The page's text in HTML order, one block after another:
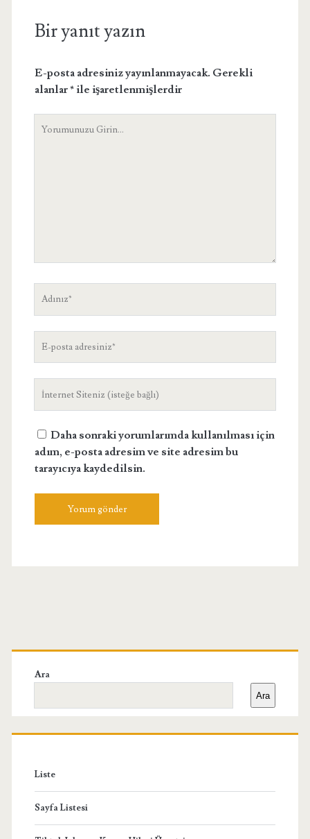
Bir yanıt yazın
E-posta adresiniz yayınlanmayacak. Gerekli
alanlar*ile işaretlenmişlerdir
Yorumunuz
posta
Site
Daha sonraki yorumlarımda kullanılması için
adım, e-posta adresim ve site adresim bu
tarayıcıya kaydedilsin.
Birincil
Yan
Menü
Ara
Ara
Liste
Sayfa Listesi